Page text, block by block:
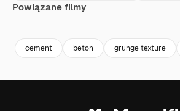
Powiązane filmy
cement beton grunge texture